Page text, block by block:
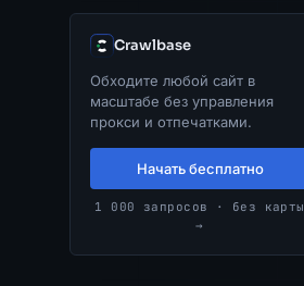
Crawlbase
Обходите любой сайт в
масштабе без управления
прокси и отпечатками.
Начать бесплатно
1 000 запросов · без карты
→